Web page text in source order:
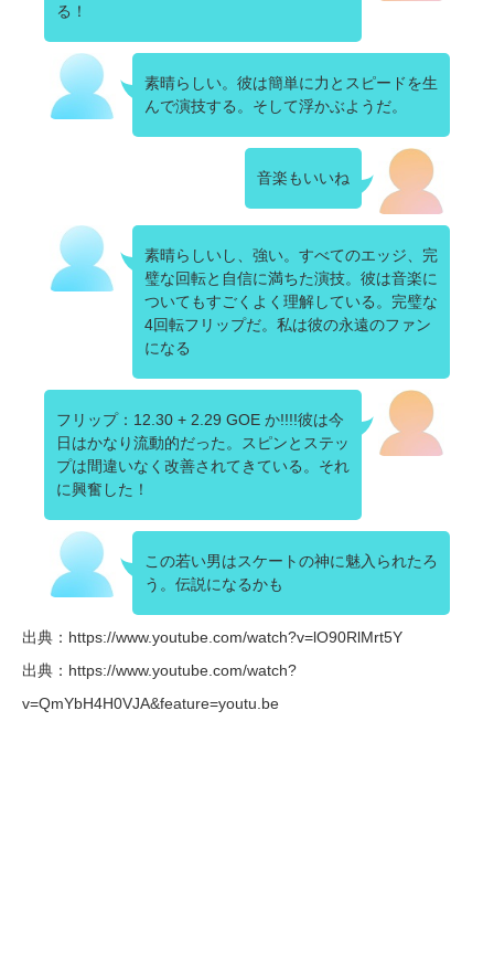
る！
素晴らしい。彼は簡単に力とスピードを生
んで演技する。そして浮かぶようだ。
音楽もいいね
素晴らしいし、強い。すべてのエッジ、完
璧な回転と自信に満ちた演技。彼は音楽に
ついてもすごくよく理解している。完璧な
4回転フリップだ。私は彼の永遠のファン
になる
フリップ：12.30 + 2.29 GOE か!!!!彼は今
日はかなり流動的だった。スピンとステッ
プは間違いなく改善されてきている。それ
に興奮した！
この若い男はスケートの神に魅入られたろ
う。伝説になるかも
出典：https://www.youtube.com/watch?v=lO90RlMrt5Y
出典：https://www.youtube.com/watch?
v=QmYbH4H0VJA&feature=youtu.be